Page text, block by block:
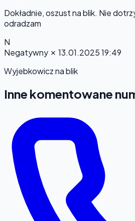
Dokładnie, oszust na blik. Nie
odradzam
N
Negatywny ✗ 13.01.2025 19:49
Wyjebkowicz na blik
Inne komentowane